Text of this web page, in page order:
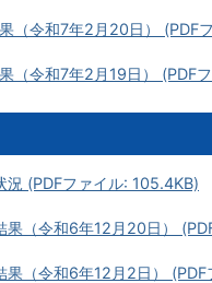
（令和7年2月20日） (PDF
（令和7年2月19日） (PDF
況 (PDFファイル: 105.4KB)
果（令和6年12月20日）
果（令和6年12月2日）